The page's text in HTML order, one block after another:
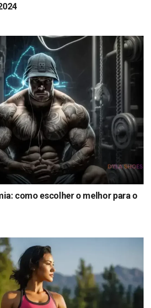
como escolher o melhor para o